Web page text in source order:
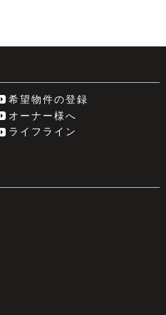
希望物件の登録
オーナー様へ
ライフライン